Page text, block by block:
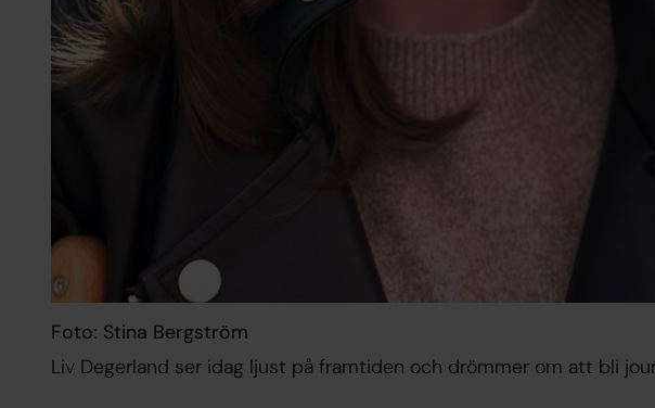
Foto: Stina Bergström
Liv Degerland ser idag ljust på framtiden och drömmer om att bli